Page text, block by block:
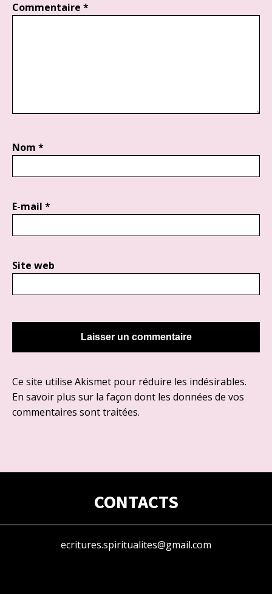
Commentaire *
Nom *
E-mail *
Site web
Ce site utilise Akismet pour réduire les indésirables.
En savoir plus sur la façon dont les données de vos
commentaires sont traitées.
CONTACTS
ecritures.spiritualites@gmail.com